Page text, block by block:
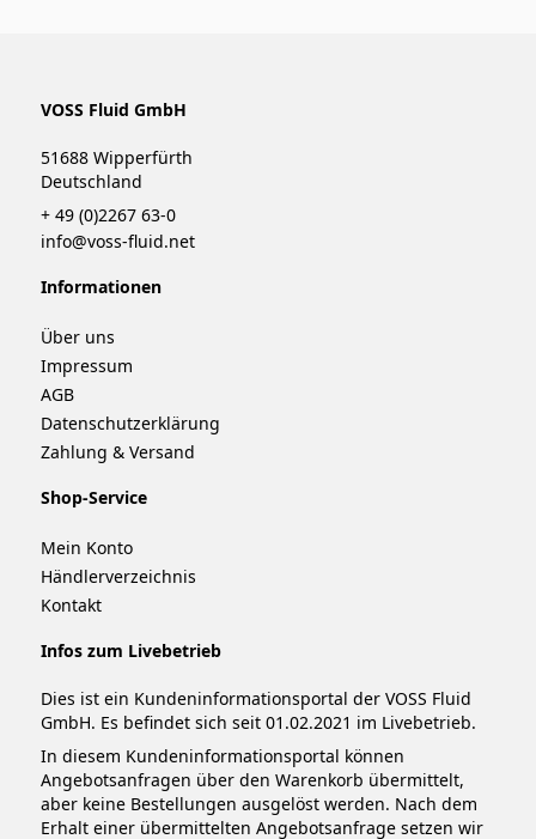
VOSS Fluid GmbH
51688 Wipperfürth
Deutschland
+ 49 (0)2267 63-0
info@voss-fluid.net
Informationen
Über uns
Impressum
AGB
Datenschutzerklärung
Zahlung & Versand
Shop-Service
Mein Konto
Händlerverzeichnis
Kontakt
Infos zum Livebetrieb
Dies ist ein Kundeninformationsportal der VOSS Fluid
GmbH. Es befindet sich seit 01.02.2021 im Livebetrieb.
In diesem Kundeninformationsportal können
Angebotsanfragen über den Warenkorb übermittelt,
aber keine Bestellungen ausgelöst werden. Nach dem
Erhalt einer übermittelten Angebotsanfrage setzen wir